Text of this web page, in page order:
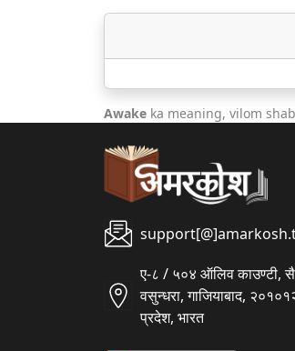
Awake ka meaning, vilom
ए-८ / ५०४ ऑलिव काउण्टी,
वसुन्धरा, गाजियाबाद,
प्रदेश, भारत